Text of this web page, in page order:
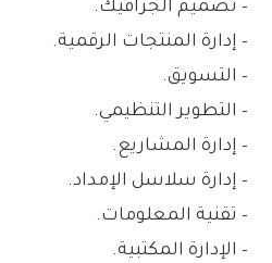
– تصميم الجرافيك.
– إدارة المنتجات الرقمية.
– التسويق.
– التطوير التنظيمي.
– إدارة المشاريع.
– إدارة سلاسل الإمداد.
– تقنية المعلومات.
– الإدارة المكتبية.